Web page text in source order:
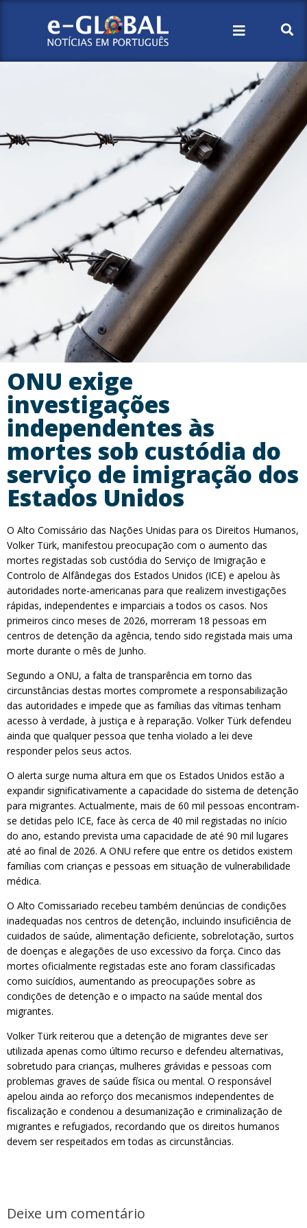
ONU exige
investigações
independentes às
mortes sob custódia do
serviço de imigração dos
Estados Unidos
O Alto Comissário das Nações Unidas para os Direitos Humanos,
Volker Türk, manifestou preocupação com o aumento das
mortes registadas sob custódia do Serviço de Imigração e
Controlo de Alfândegas dos Estados Unidos (ICE) e apelou às
autoridades norte-americanas para que realizem investigações
rápidas, independentes e imparciais a todos os casos. Nos
primeiros cinco meses de 2026, morreram 18 pessoas em
centros de detenção da agência, tendo sido registada mais uma
morte durante o mês de Junho.
Segundo a ONU, a falta de transparência em torno das
circunstâncias destas mortes compromete a responsabilização
das autoridades e impede que as famílias das vítimas tenham
acesso à verdade, à justiça e à reparação. Volker Türk defendeu
ainda que qualquer pessoa que tenha violado a lei deve
responder pelos seus actos.
O alerta surge numa altura em que os Estados Unidos estão a
expandir significativamente a capacidade do sistema de detenção
para migrantes. Actualmente, mais de 60 mil pessoas encontram-
se detidas pelo ICE, face às cerca de 40 mil registadas no início
do ano, estando prevista uma capacidade de até 90 mil lugares
até ao final de 2026. A ONU refere que entre os detidos existem
famílias com crianças e pessoas em situação de vulnerabilidade
médica.
O Alto Comissariado recebeu também denúncias de condições
inadequadas nos centros de detenção, incluindo insuficiência de
cuidados de saúde, alimentação deficiente, sobrelotação, surtos
de doenças e alegações de uso excessivo da força. Cinco das
mortes oficialmente registadas este ano foram classificadas
como suicídios, aumentando as preocupações sobre as
condições de detenção e o impacto na saúde mental dos
migrantes.
Volker Türk reiterou que a detenção de migrantes deve ser
utilizada apenas como último recurso e defendeu alternativas,
sobretudo para crianças, mulheres grávidas e pessoas com
problemas graves de saúde física ou mental. O responsável
apelou ainda ao reforço dos mecanismos independentes de
fiscalização e condenou a desumanização e criminalização de
migrantes e refugiados, recordando que os direitos humanos
devem ser respeitados em todas as circunstâncias.
Deixe um comentário